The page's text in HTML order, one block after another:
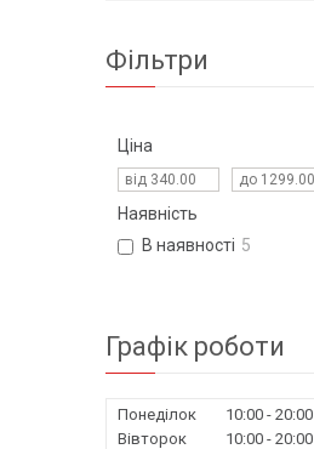
Фільтри
Ціна
Наявність
В наявності 5
Графік роботи
Понеділок 10:00
20:00
Вівторок
10:00
20:00